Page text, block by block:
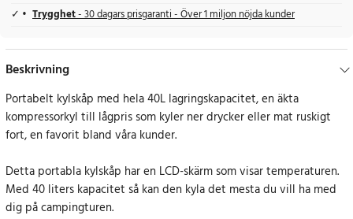
Trygghet- 30 dagars prisgaranti - Över 1 miljon nöjda kunder
Beskrivning
Portabelt kylskåp med hela 40L lagringskapacitet, en äkta
kompressorkyl till lågpris som kyler ner drycker eller mat ruskigt
fort, en favorit bland våra kunder.
Detta portabla kylskåp har en LCD-skärm som visar temperaturen.
Med 40 liters kapacitet så kan den kyla det mesta du vill ha med
dig på campingturen.